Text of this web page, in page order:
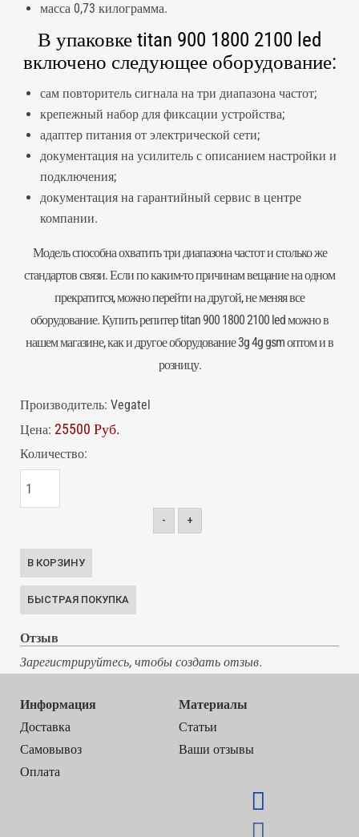
масса 0,73 килограмма.
В упаковке titan 900 1800 2100 led
включено следующее оборудование:
сам повторитель сигнала на три диапазона частот;
крепежный набор для фиксации устройства;
адаптер питания от электрической сети;
документация на усилитель с описанием настройки и
подключения;
документация на гарантийный сервис в центре
компании.
Модель способна охватить три диапазона частот и столько же
стандартов связи. Если по каким-то причинам вещание на одном
прекратится, можно перейти на другой, не меняя все
оборудование. Купить репитер titan 900 1800 2100 led можно в
нашем магазине, как и другое оборудование 3g 4g gsm оптом и в
розницу.
Производитель: Vegatel
Цена: 25500 Руб.
Количество:
- +
Отзыв
Зарегистрируйтесь, чтобы создать отзыв.
Информация
Доставка
Самовывоз
Оплата
Материалы
Статьи
Ваши отзывы